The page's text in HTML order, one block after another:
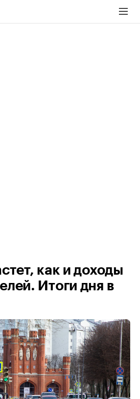
как и доходы
Итоги дня в